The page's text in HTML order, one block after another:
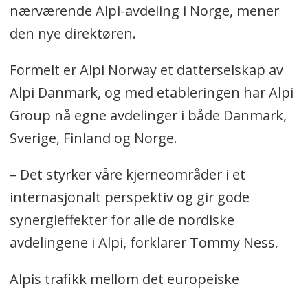
nærværende Alpi-avdeling i Norge, mener
den nye direktøren.
Formelt er Alpi Norway et datterselskap av
Alpi Danmark, og med etableringen har Alpi
Group nå egne avdelinger i både Danmark,
Sverige, Finland og Norge.
– Det styrker våre kjerneområder i et
internasjonalt perspektiv og gir gode
synergieffekter for alle de nordiske
avdelingene i Alpi, forklarer Tommy Ness.
Alpis trafikk mellom det europeiske